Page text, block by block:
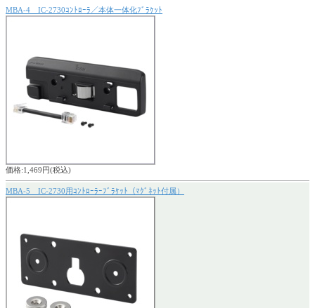
MBA-4 IC-2730ｺﾝﾄﾛｰﾗ／本体一体化ﾌﾞﾗｹｯﾄ
価格:1,469円(税込)
MBA-5 IC-2730用ｺﾝﾄﾛｰﾗｰﾌﾞﾗｹｯﾄ（ﾏｸﾞﾈｯﾄ付属）